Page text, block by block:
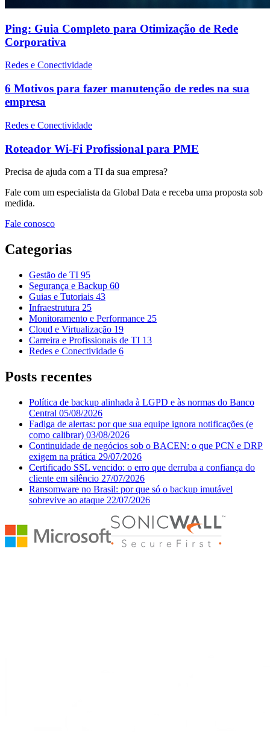
Ping: Guia Completo para Otimização de Rede
Corporativa
Redes e Conectividade
6 Motivos para fazer manutenção de redes na sua
empresa
Redes e Conectividade
Roteador Wi-Fi Profissional para PME
Precisa de ajuda com a TI da sua empresa?
Fale com um especialista da Global Data e receba uma proposta sob
medida.
Fale conosco
Categorias
Gestão de TI 95
Segurança e Backup 60
Guias e Tutoriais 43
Infraestrutura 25
Monitoramento e Performance 25
Cloud e Virtualização 19
Carreira e Profissionais de TI 13
Redes e Conectividade 6
Posts recentes
Política de backup alinhada à LGPD e às normas do Banco
Central 05/08/2026
Fadiga de alertas: por que sua equipe ignora notificações (e
como calibrar) 03/08/2026
Continuidade de negócios sob o BACEN: o que PCN e DRP
exigem na prática 29/07/2026
Certificado SSL vencido: o erro que derruba a confiança do
cliente em silêncio 27/07/2026
Ransomware no Brasil: por que só o backup imutável
sobrevive ao ataque 22/07/2026